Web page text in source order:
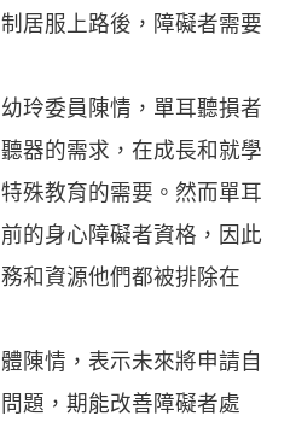
居服上路後，障礙者需要
玲委員陳情，單耳聽損者
器的需求，在成長和就學
殊教育的需要。然而單耳
的身心障礙者資格，因此
和資源他們都被排除在
陳情，表示未來將申請自
題，期能改善障礙者處